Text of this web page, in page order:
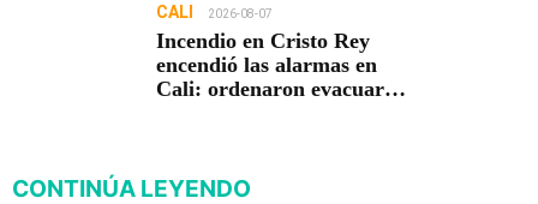
CALI 2026-08-07
Incendio en Cristo Rey
encendió las alarmas en
Cali: ordenaron evacuar
CONTINÚA LEYENDO